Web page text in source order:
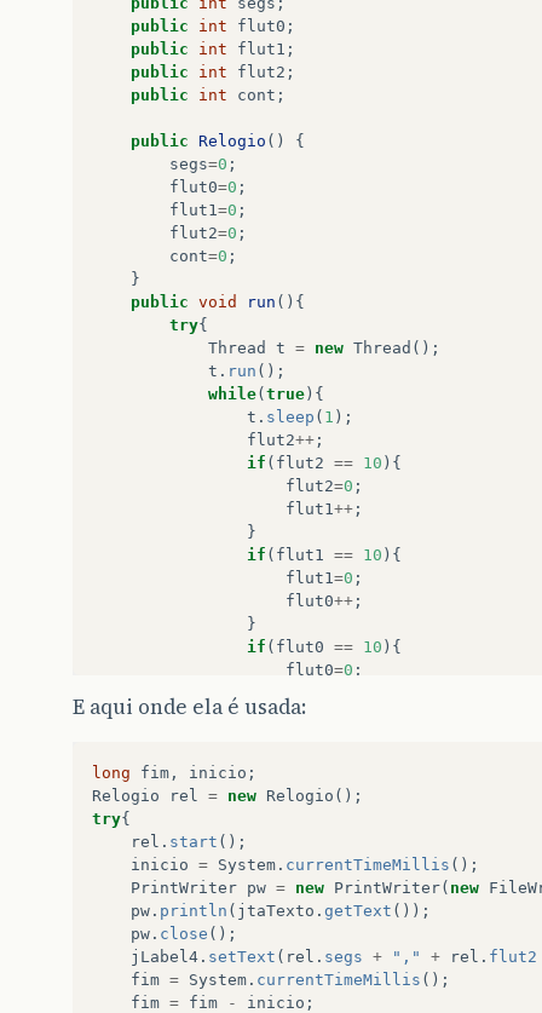
public
int flut0 ;
public
int flut1 ;
public
int flut2 ;
public
int cont ;
public Relogio ()
{
segs=0 ;
flut0=0 ;
flut1=0 ;
flut2=0 ;
cont=0 ;
}
public void run (){
try{
Thread
t = new Thread ();
t . run ();
while( true ){
t . sleep ( 1 );
flut2++ ;
if ( flut2 == 10 ){
flut2=0 ;
flut1++ ;
}
if ( flut1 == 10 ){
flut1=0 ;
flut0++ ;
}
if ( flut0 == 10 ){
flut0=0 ;
segs
}
catch (
}
}
E aqui onde ela é usada:
long fim , inicio ;
Relogio
rel = new Relogio ();
try{
rel . start ();
inicio = System . currentTimeMillis ();
PrintWriter pw = new PrintWriter( new
pw . println ( jtaTexto . getText ());
pw . close ();
jLabel4 . setText ( rel . segs + "," + rel . flut2
fim = System . currentTimeMillis ();
fim = fim - inicio ;